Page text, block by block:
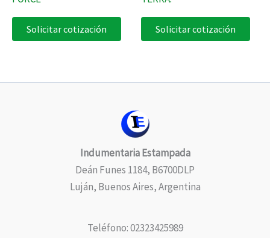
Solicitar cotización Solicitar cotización
Indumentaria Estampada
Deán Funes 1184, B6700DLP
Luján, Buenos Aires, Argentina
Teléfono: 02323425989